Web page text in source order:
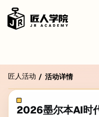
匠人活动 / 活动详情
2026墨尔本AI时